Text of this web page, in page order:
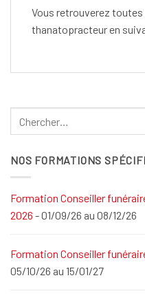
Vous retrouverez
thanatopracteur en
NOS FORMATIONS
Formation Conseiller
2026 - 01/09/26 au 08/12/26
Formation Conseiller
05/10/26 au 15/01/27